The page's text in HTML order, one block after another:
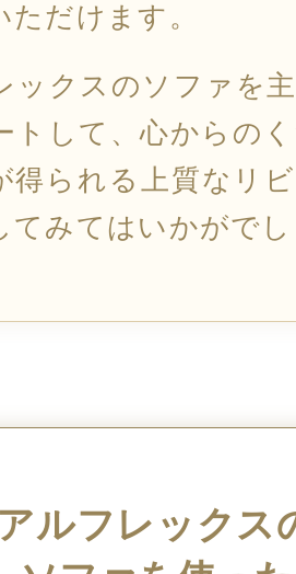
ただけます。
ックスのソファを
トして、心からの
得られる上質なリ
てみてはいかがで
アルフレックス